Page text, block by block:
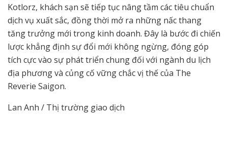
Kotlorz, khách sạn sẽ tiếp tục nâng tầm các tiêu chuẩn
dịch vụ xuất sắc, đồng thời mở ra những nấc thang
tăng trưởng mới trong kinh doanh. Đây là bước đi chiến
lược khẳng định sự đổi mới không ngừng, đóng góp
tích cực vào sự phát triển chung đối với ngành du lịch
địa phương và củng cố vững chắc vị thế của The
Reverie Saigon.
Lan Anh / Thị trường giao dịch